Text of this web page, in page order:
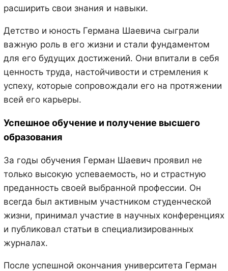
расширить свои знания и навыки.
Детство и юность Германа Шаевича сыграли
важную роль в его жизни и стали фундаментом
для его будущих достижений. Они впитали в себя
ценность труда, настойчивости и стремления к
успеху, которые сопровождали его на протяжении
всей его карьеры.
Успешное обучение и получение высшего
образования
За годы обучения Герман Шаевич проявил не
только высокую успеваемость, но и страстную
преданность своей выбранной профессии. Он
всегда был активным участником студенческой
жизни, принимал участие в научных конференциях
и публиковал статьи в специализированных
журналах.
После успешной окончания университета Герман